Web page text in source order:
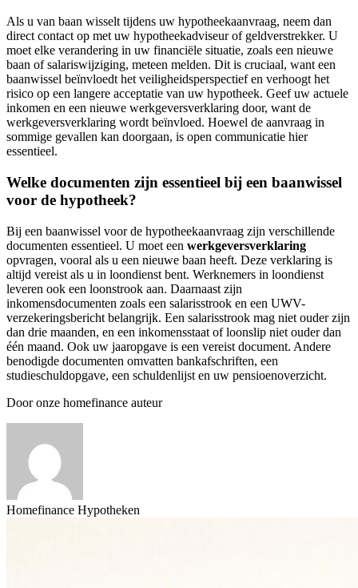
Als u van baan wisselt tijdens uw hypotheekaanvraag, neem dan
direct contact op met uw hypotheekadviseur of geldverstrekker. U
moet elke verandering in uw financiële situatie, zoals een nieuwe
baan of salariswijziging, meteen melden. Dit is cruciaal, want een
baanwissel beïnvloedt het veiligheidsperspectief en verhoogt het
risico op een langere acceptatie van uw hypotheek. Geef uw actuele
inkomen en een nieuwe werkgeversverklaring door, want de
werkgeversverklaring wordt beïnvloed. Hoewel de aanvraag in
sommige gevallen kan doorgaan, is open communicatie hier
essentieel.
Welke documenten zijn essentieel bij een baanwissel
voor de hypotheek?
Bij een baanwissel voor de hypotheekaanvraag zijn verschillende
documenten essentieel. U moet een werkgeversverklaring
opvragen, vooral als u een nieuwe baan heeft. Deze verklaring is
altijd vereist als u in loondienst bent. Werknemers in loondienst
leveren ook een loonstrook aan. Daarnaast zijn
inkomensdocumenten zoals een salarisstrook en een UWV-
verzekeringsbericht belangrijk. Een salarisstrook mag niet ouder zijn
dan drie maanden, en een inkomensstaat of loonslip niet ouder dan
één maand. Ook uw jaaropgave is een vereist document. Andere
benodigde documenten omvatten bankafschriften, een
studieschuldopgave, een schuldenlijst en uw pensioenoverzicht.
Door onze homefinance auteur
Homefinance Hypotheken